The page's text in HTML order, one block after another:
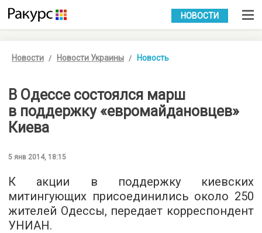
УКР РУС
НОВОСТИ
Новости Новости Украины Новость
В Одессе состоялся марш
в поддержку «евромайдановцев»
Киева
5 янв 2014, 18:15
К акции в поддержку киевских
митингующих присоединились около 250
жителей Одессы, передает корреспондент
УНИАН.